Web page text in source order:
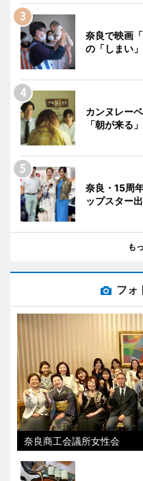
奈良で映画
の「しまい
カンヌレー
「朝が来る
奈良・15周
ップスター
も
フォ
奈良商工会議所女性会